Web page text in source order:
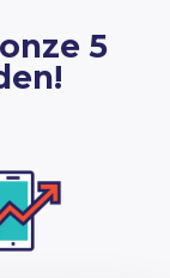
5